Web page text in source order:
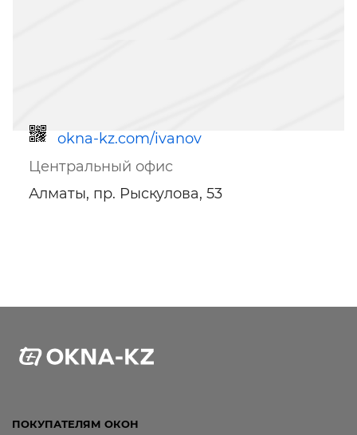
okna-kz.com/ivanov
Центральный офис
Алматы, пр. Рыскулова, 53
ПОКУПАТЕЛЯМ ОКОН